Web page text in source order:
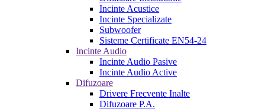
Incinte Acustice
Incinte Specializate
Subwoofer
Sisteme Certificate EN54-24
Incinte Audio
Incinte Audio Pasive
Incinte Audio Active
Difuzoare
Drivere Frecvente Inalte
Difuzoare P.A.